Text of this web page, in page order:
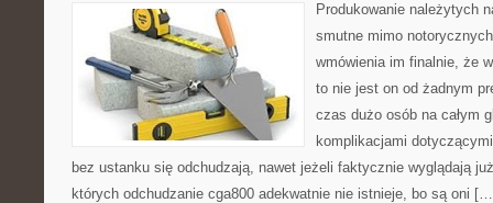
Produkowanie należytych
smutne mimo
wmówienia im finalnie, że
to nie jest on od żadnym
czas dużo osób na całym
komplikacjami
bez ustanku się odchudzają, nawet jeżeli faktycznie wyglądają
których odchudzanie cga800 adekwatnie nie istnieje, bo są oni